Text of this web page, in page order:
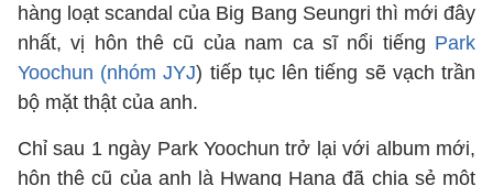
hàng loạt scandal của Big Bang Seungri thì mới đây
nhất, vị hôn thê cũ của nam ca sĩ nổi tiếng Park
Yoochun (nhóm JYJ) tiếp tục lên tiếng sẽ vạch trần
bộ mặt thật của anh.
Chỉ sau 1 ngày Park Yoochun trở lại với album mới,
hôn thê cũ của anh là Hwang Hana đã chia sẻ một